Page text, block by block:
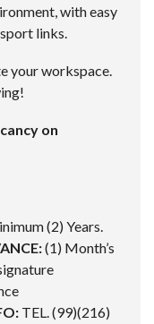
with easy
links.
your workspace.
on
(2) Years.
(1) Month’s
TEL. (99)(216)